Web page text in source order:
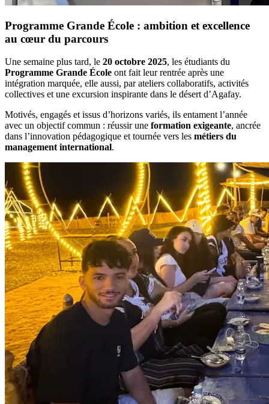
Programme Grande École : ambition et excellence
au cœur du parcours
Une semaine plus tard, le 20 octobre 2025, les étudiants du
Programme Grande École ont fait leur rentrée après une
intégration marquée, elle aussi, par ateliers collaboratifs, activités
collectives et une excursion inspirante dans le désert d’Agafay.
Motivés, engagés et issus d’horizons variés, ils entament l’année
avec un objectif commun : réussir une formation exigeante, ancrée
dans l’innovation pédagogique et tournée vers les métiers du
management international.